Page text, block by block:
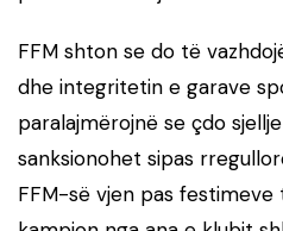
FFM shton se do të
dhe integritetin e garave
paralajmërojnë se çdo
sanksionohet sipas
FFM-së vjen pas